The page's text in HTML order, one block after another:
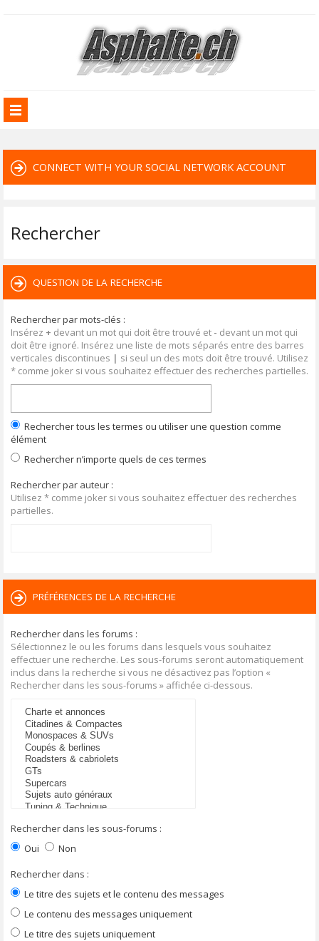
CONNECT WITH YOUR SOCIAL NETWORK ACCOUNT
Rechercher
QUESTION DE LA RECHERCHE
Rechercher par mots-clés :
Insérez + devant un mot qui doit être trouvé et - devant un mot qui
doit être ignoré. Insérez une liste de mots séparés entre des barres
verticales discontinues | si seul un des mots doit être trouvé. Utilisez
* comme joker si vous souhaitez effectuer des recherches partielles.
Rechercher tous les termes ou utiliser une question comme
élément
Rechercher n’importe quels de ces termes
Rechercher par auteur :
Utilisez * comme joker si vous souhaitez effectuer des recherches
partielles.
PRÉFÉRENCES DE LA RECHERCHE
Rechercher dans les forums :
Sélectionnez le ou les forums dans lesquels vous souhaitez
effectuer une recherche. Les sous-forums seront automatiquement
inclus dans la recherche si vous ne désactivez pas l’option «
Rechercher dans les sous-forums » affichée ci-dessous.
Rechercher dans les sous-forums :
Oui
Non
Rechercher dans :
Le titre des sujets et le contenu des messages
Le contenu des messages uniquement
Le titre des sujets uniquement